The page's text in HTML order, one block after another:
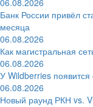
06.08.2026
Банк России привёл
месяца
06.08.2026
Как магистральная
06.08.2026
У Wildberries
06.08.2026
Новый раунд РКН vs.